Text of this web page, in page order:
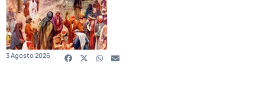
3 Agosto 2026